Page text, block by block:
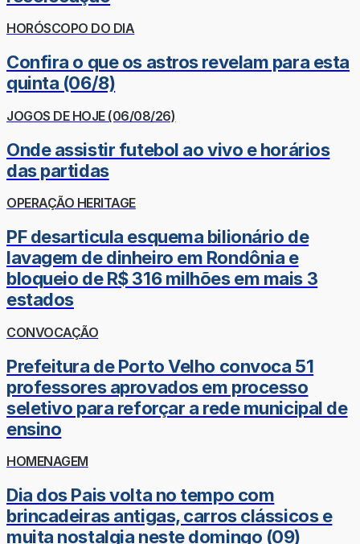
HORÓSCOPO DO DIA
Confira o que os astros revelam para esta
quinta (06/8)
JOGOS DE HOJE (06/08/26)
Onde assistir futebol ao vivo e horários
das partidas
OPERAÇÃO HERITAGE
PF desarticula esquema bilionário de
lavagem de dinheiro em Rondônia e
bloqueio de R$ 316 milhões em mais 3
estados
CONVOCAÇÃO
Prefeitura de Porto Velho convoca 51
professores aprovados em processo
seletivo para reforçar a rede municipal de
ensino
HOMENAGEM
Dia dos Pais volta no tempo com
brincadeiras antigas, carros clássicos e
muita nostalgia neste domingo (09)